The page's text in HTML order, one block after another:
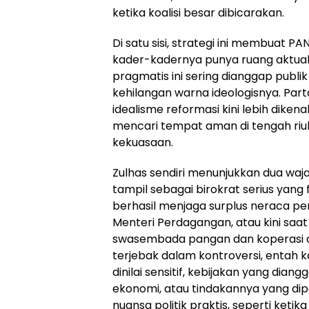
ketika koalisi besar dibicarakan.
Di satu sisi, strategi ini membuat
kader-kadernya punya ruang
pragmatis ini sering dianggap
kehilangan warna ideologisnya.
idealisme reformasi kini lebih
mencari tempat aman di tengah
kekuasaan.
Zulhas sendiri menunjukkan dua
tampil sebagai birokrat serius yang
berhasil menjaga surplus neraca
Menteri Perdagangan, atau kini
swasembada pangan dan koperasi
terjebak dalam kontroversi, entah
dinilai sensitif, kebijakan yang
ekonomi, atau tindakannya yang
nuansa politik praktis, seperti